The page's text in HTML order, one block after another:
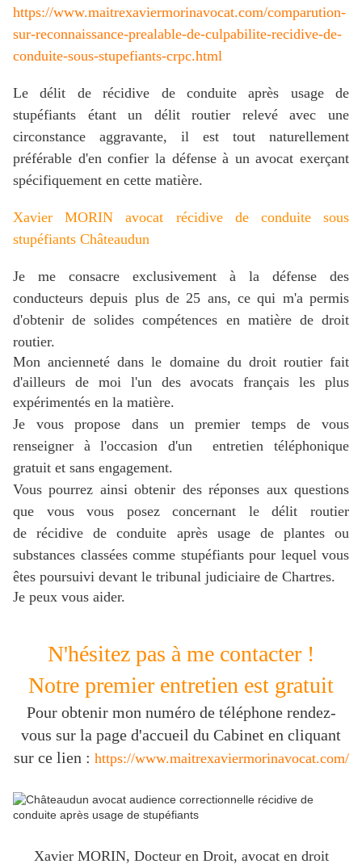
https://www.maitrexaviermorinavocat.com/comparution-
sur-reconnaissance-prealable-de-culpabilite-recidive-de-
conduite-sous-stupefiants-crpc.html
Le délit de récidive de conduite après usage de
stupéfiants étant un délit routier relevé avec une
circonstance aggravante, il est tout naturellement
préférable d'en confier la défense à un avocat exerçant
spécifiquement en cette matière.
Xavier MORIN avocat récidive de conduite sous
stupéfiants Châteaudun
Je me consacre exclusivement à la défense des
conducteurs depuis plus de 25 ans, ce qui m'a permis
d'obtenir de solides compétences en matière de droit
routier.
Mon ancienneté dans le domaine du droit routier fait
d'ailleurs de moi l'un des avocats français les plus
expérimentés en la matière.
Je vous propose dans un premier temps de vous
renseigner à l'occasion d'un entretien téléphonique
gratuit et sans engagement.
Vous pourrez ainsi obtenir des réponses aux questions
que vous vous posez concernant le délit routier
de récidive de conduite après usage de plantes ou
substances classées comme stupéfiants pour lequel vous
êtes poursuivi devant le tribunal judiciaire de Chartres.
Je peux vous aider.
N'hésitez pas à me contacter !
Notre premier entretien est gratuit
Pour obtenir mon numéro de téléphone rendez-
vous sur la page d'accueil du Cabinet en cliquant
sur ce lien : https://www.maitrexaviermorinavocat.com/
Xavier MORIN, Docteur en Droit, avocat en droit